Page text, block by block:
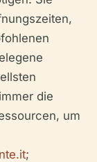
die
um
;